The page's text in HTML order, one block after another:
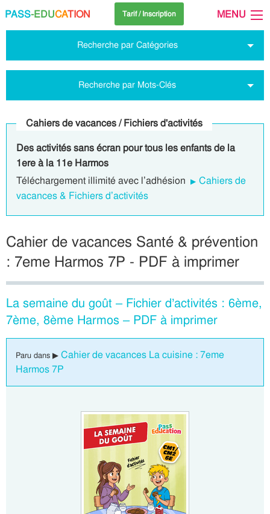
PASS-EDUCATION Tarif / Inscription MENU
Recherche par Catégories
Recherche par Mots-Clés
Cahiers de vacances / Fichiers d'activités
Des activités sans écran pour tous les enfants de la
1ere à la 11e Harmos
Téléchargement illimité avec l’adhésion
Cahiers de
vacances & Fichiers d’activités
Cahier de vacances Santé & prévention
: 7eme Harmos 7P - PDF à imprimer
La semaine du goût – Fichier d’activités : 6ème,
7ème, 8ème Harmos – PDF à imprimer
Paru dans ▶ Cahier de vacances La cuisine : 7eme
Harmos 7P